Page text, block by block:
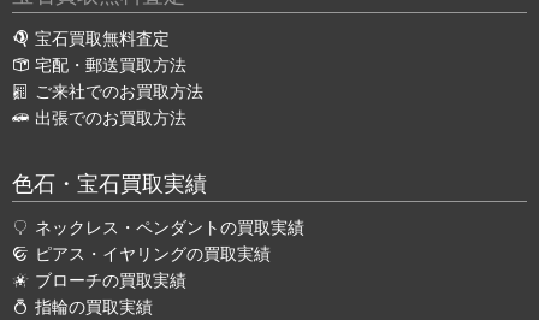
宝石買取無料査定
宅配・郵送買取方法
ご来社でのお買取方法
出張でのお買取方法
色石・宝石買取実績
ネックレス・ペンダントの買取実績
ピアス・イヤリングの買取実績
ブローチの買取実績
指輪の買取実績